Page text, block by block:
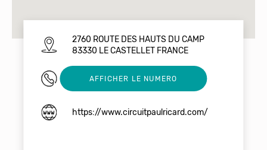
2760 ROUTE DES HAUTS DU CAMP
83330 LE CASTELLET FRANCE
0494983671
AFFICHER LE NUMERO
https://www.circuitpaulricard.com/